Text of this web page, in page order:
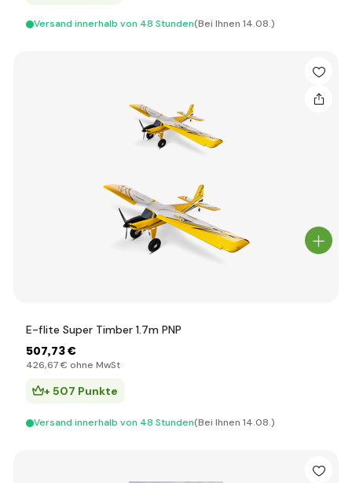
Versand innerhalb von 48 Stunden(Bei Ihnen 14.08.)
E-flite Super Timber 1.7m PNP
507,73 €
426,67 € ohne MwSt
+ 507 Punkte
Versand innerhalb von 48 Stunden(Bei Ihnen 14.08.)